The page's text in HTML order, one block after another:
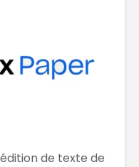
de texte de